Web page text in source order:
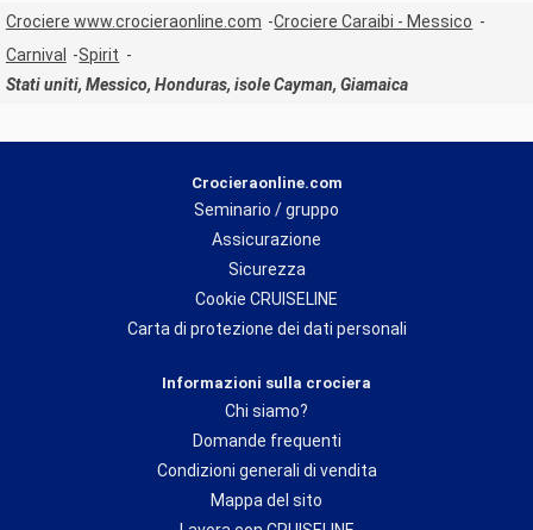
Crociere www.crocieraonline.com
Crociere Caraibi - Messico
Carnival
Spirit
Stati uniti, Messico, Honduras, isole Cayman, Giamaica
Crocieraonline.com
Seminario / gruppo
Assicurazione
Sicurezza
Cookie CRUISELINE
Carta di protezione dei dati personali
Informazioni sulla crociera
Chi siamo?
Domande frequenti
Condizioni generali di vendita
Mappa del sito